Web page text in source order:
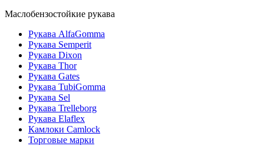
Маслобензостойкие рукава
Рукава AlfaGomma
Рукава Semperit
Рукава Dixon
Рукава Thor
Рукава Gates
Рукава TubiGomma
Рукава Sel
Рукава Trelleborg
Рукава Elaflex
Камлоки Camlock
Торговые марки